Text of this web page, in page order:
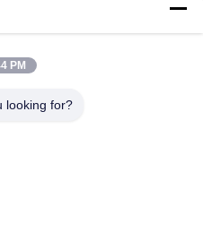
ΜΕ
PM
looking for?